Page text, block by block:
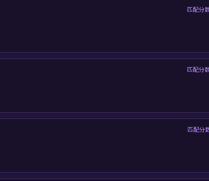
匹配分
匹配分
匹配分